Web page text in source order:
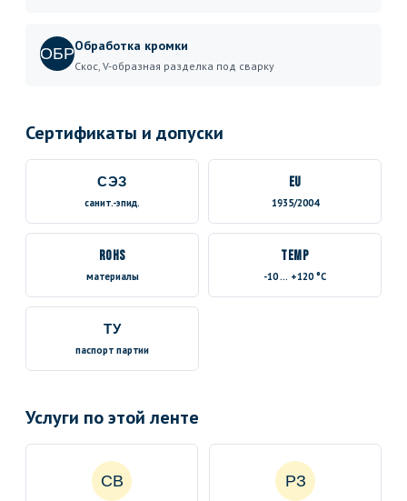
ОБРОбработка кромки
Скос, V-образная разделка под сварку
Сертификаты и допуски
СЭЗ
санит.-эпид.
EU
1935/2004
RoHS
материалы
TEMP
-10 … +120 °C
ТУ
паспорт партии
Услуги по этой ленте
СВ РЗ